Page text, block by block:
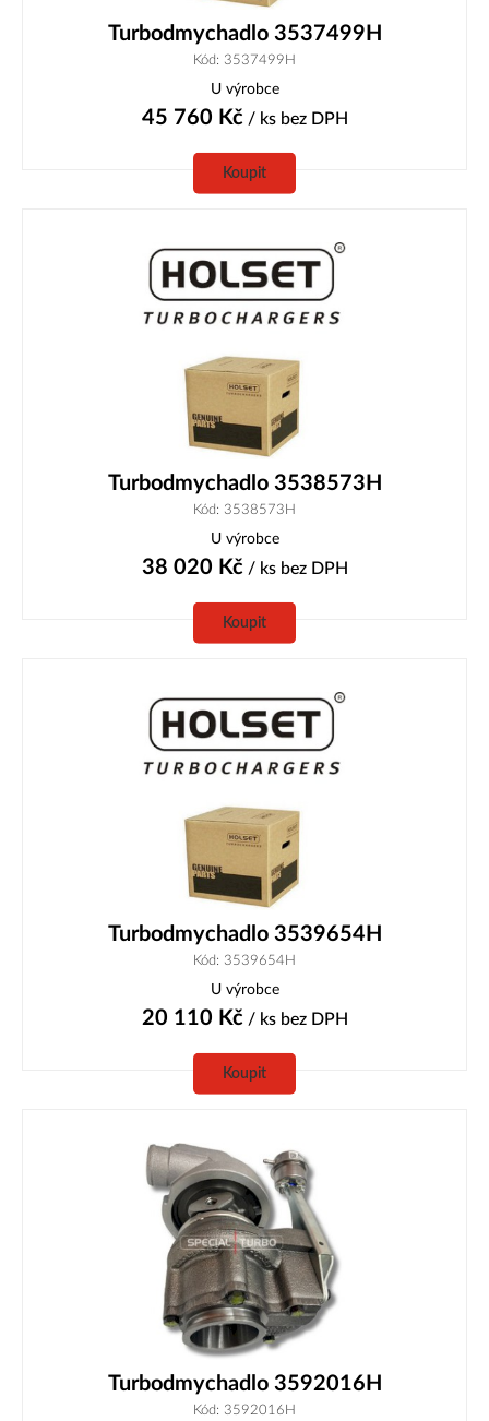
Turbodmychadlo 3537499H
Kód: 3537499H
U výrobce
45 760 Kč/ ks bez DPH
Koupit
Turbodmychadlo 3538573H
Kód: 3538573H
U výrobce
38 020 Kč/ ks bez DPH
Koupit
Turbodmychadlo 3539654H
Kód: 3539654H
U výrobce
20 110 Kč/ ks bez DPH
Koupit
Turbodmychadlo 3592016H
Kód: 3592016H